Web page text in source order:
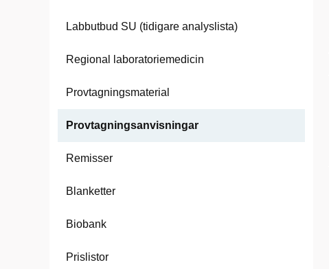
Labbutbud SU (tidigare analyslista)
Regional laboratoriemedicin
Provtagningsmaterial
Provtagningsanvisningar
Remisser
Blanketter
Biobank
Prislistor